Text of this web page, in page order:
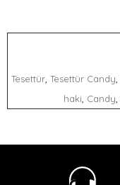
Tesettür, Tesettür Candy,
haki, Candy,